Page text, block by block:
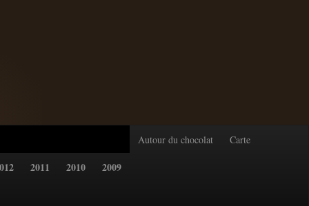
2011 2010 2009
Autour du chocolat Carte